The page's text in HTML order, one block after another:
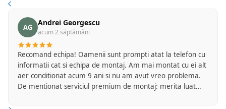
AG Andrei Georgescu
acum 2 săptămâni
Recomand echipa! Oamenii sunt prompti atat la telefon cu
informatii cat si echipa de montaj. Am mai montat cu ei alt
aer conditionat acum 9 ani si nu am avut vreo problema.
De mentionat serviciul premium de montaj: merita luat